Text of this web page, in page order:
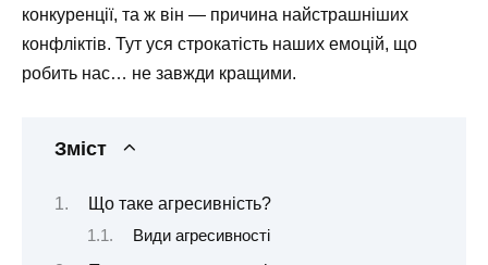
конкуренції, та ж він — причина найстрашніших
конфліктів. Тут уся строкатість наших емоцій, що
робить нас… не завжди кращими.
Зміст
Що таке агресивність?
Види агресивності